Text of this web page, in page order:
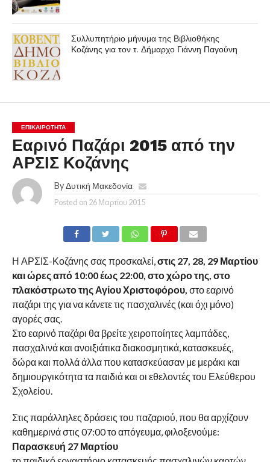
Συλλυπητήριο μήνυμα της Βιβλιοθήκης
Κοζάνης για τον τ. Δήμαρχο Γιάννη Παγούνη
ΕΠΙΚΑΙΡΟΤΗΤΑ
Εαρινό Παζάρι 2015 από την
ΑΡΣΙΣ Κοζάνης
By Δυτική Μακεδονία
Posted on 26 Μαρτίου 2015
Η ΑΡΣΙΣ-Κοζάνης σας προσκαλεί,στις 27, 28, 29 Μαρτίου
και ώρες από 10:00 έως 22:00, στο χώρο της, στο
πλακόστρωτο της Αγίου Χριστοφόρου, στο εαρινό
παζάρι της για να κάνετε τις πασχαλινές (και όχι μόνο)
αγορές σας.
Στο εαρινό παζάρι θα βρείτε χειροποίητες λαμπάδες,
πασχαλινά και ανοιξιάτικα διακοσμητικά, κατασκευές,
δώρα και πολλά άλλα που κατασκεύασαν με μεράκι και
δημιουργικότητα τα παιδιά και οι εθελοντές του Ελεύθερου
Σχολείου.
Στις παράλληλες δράσεις του παζαριού, που θα αρχίζουν
καθημερινά στις 07:00 το απόγευμα, φιλοξενούμε:
Παρασκευή 27 Μαρτίου